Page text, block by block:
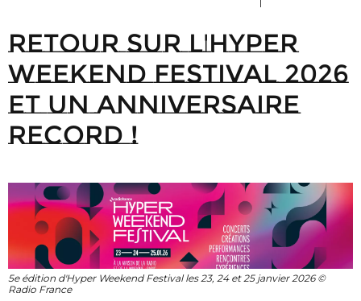
Retour sur l'Hyper
Weekend Festival 2026
et un anniversaire
record !
5e édition d'Hyper Weekend Festival les 23, 24 et 25 janvier 2026 ©
Radio France